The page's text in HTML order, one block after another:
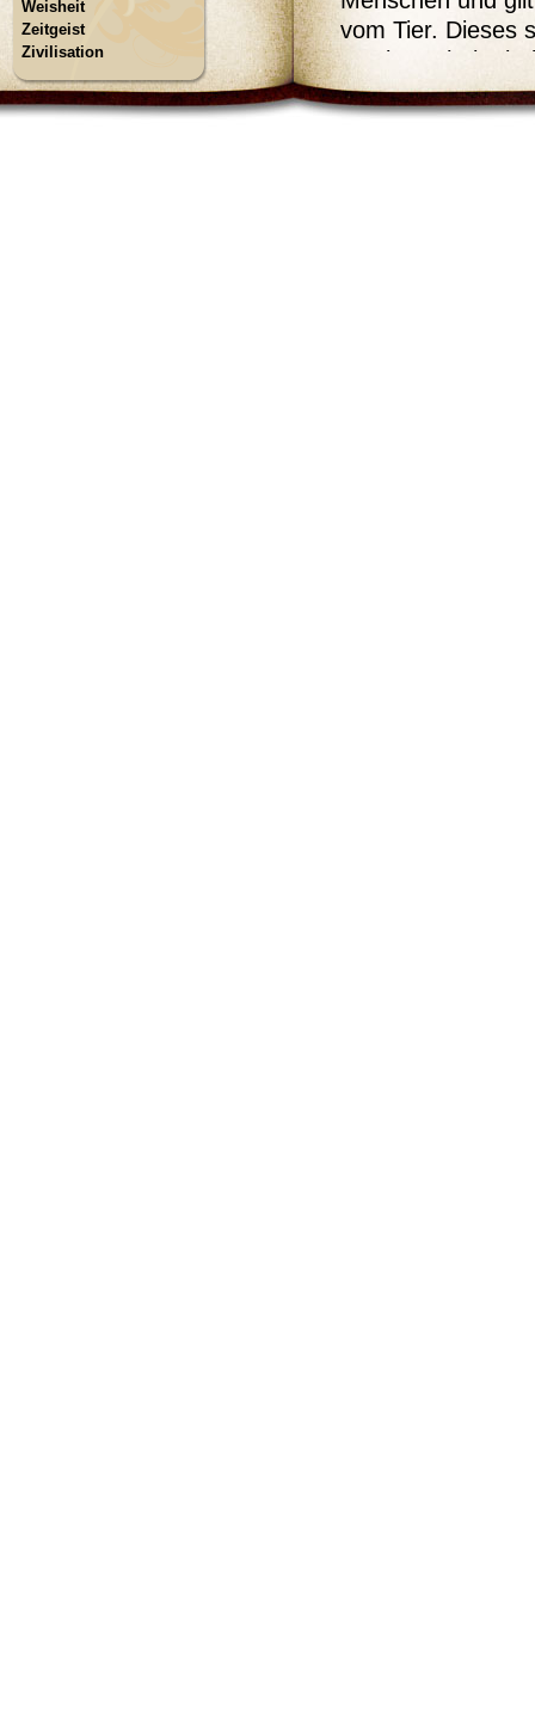
Weisheit
Zeitgeist
Zivilisation
Quid est veritas?
vom Tier. Dieses
Genius scheint
was durchaus zu
allem sehr